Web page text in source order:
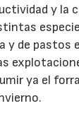
y la
y de pastos
ya el